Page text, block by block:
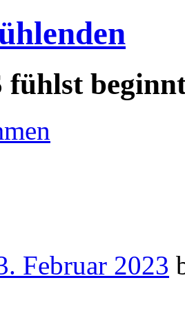
fühlst
Februar 2023